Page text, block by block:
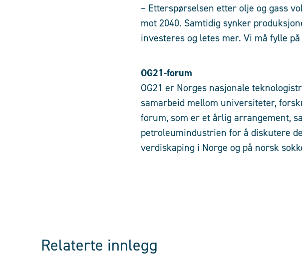
– Etterspørselsen etter olje og gass
mot 2040. Samtidig synker
investeres og letes mer. Vi må fylle
OG21-forum
OG21 er Norges nasjonale
samarbeid mellom universiteter,
forum, som er et årlig arrangement,
petroleumindustrien for å diskutere
verdiskaping i Norge og på norsk
Relaterte innlegg